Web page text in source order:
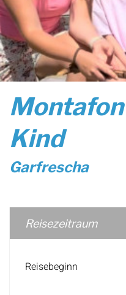
Kind
Garfrescha
Reisezeitraum
Reisebeginn